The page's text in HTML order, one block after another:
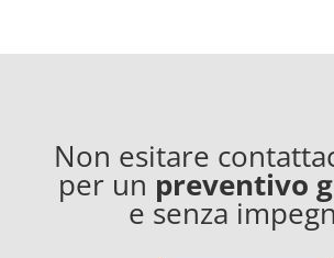
Non esitare
per un preventivo
e senza